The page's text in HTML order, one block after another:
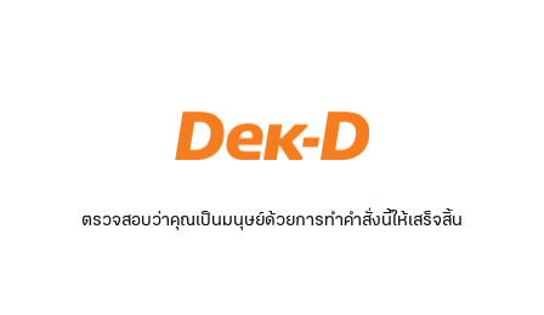
ตรวจสอบว่าคุณเป็นมนุษย์ด้วยการทำคำสั่งนี้ให้เสร็จสิ้น